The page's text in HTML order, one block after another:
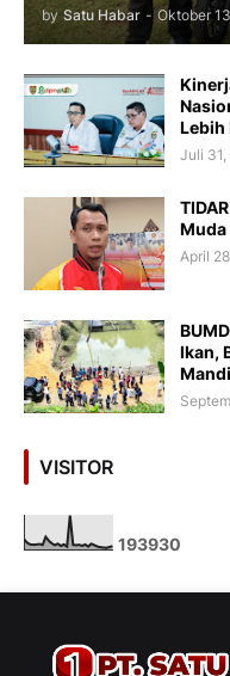
by Satu Habar - Oktober
Lebih
Juli
Muda
April
Ikan,
VISITOR
193930